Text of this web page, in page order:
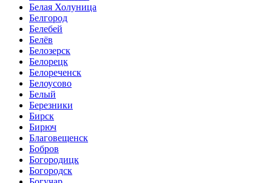
Белая Холуница
Белгород
Белебей
Белёв
Белозерск
Белорецк
Белореченск
Белоусово
Белый
Березники
Бирск
Бирюч
Благовещенск
Бобров
Богородицк
Богородск